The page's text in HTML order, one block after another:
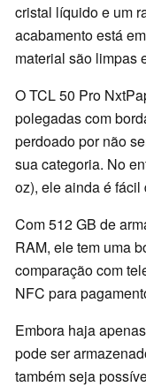
cristal líquido e um
acabamento está
material são limpas
O TCL 50 Pro
polegadas com
perdoado por não
sua categoria. No
oz), ele ainda é fácil
Com 512 GB de
RAM, ele tem uma
comparação com
NFC para
Embora haja
pode ser
também seja